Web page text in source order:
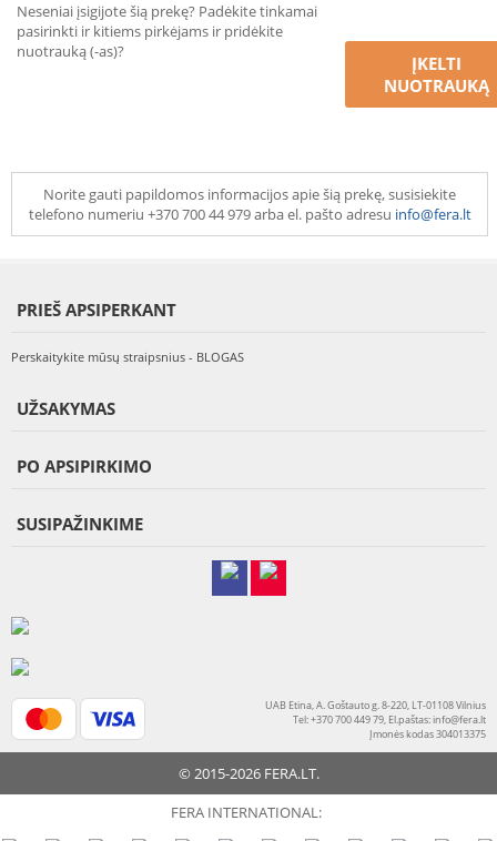
Neseniai įsigijote šią prekę? Padėkite tinkamai
pasirinkti ir kitiems pirkėjams ir pridėkite
nuotrauką (-as)?
ĮKELTI
NUOTRAUKĄ
Norite gauti papildomos informacijos apie šią prekę, susisiekite
telefono numeriu +370 700 44 979 arba el. pašto adresu info@fera.lt
PRIEŠ APSIPERKANT
Perskaitykite mūsų straipsnius - BLOGAS
UŽSAKYMAS
PO APSIPIRKIMO
SUSIPAŽINKIME
UAB Etina, A. Goštauto g. 8-220, LT-01108 Vilnius
Tel: +370 700 449 79, El.paštas:info@fera.lt
Įmonės kodas 304013375
© 2015-2026 FERA.LT.
FERA INTERNATIONAL: